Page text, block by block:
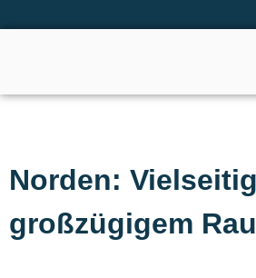
Norden:
großzügigem